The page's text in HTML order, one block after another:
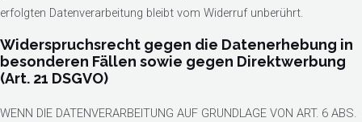
erfolgten Datenverarbeitung bleibt vom Widerruf unberührt.
Widerspruchsrecht gegen die Datenerhebung in
besonderen Fällen sowie gegen Direktwerbung
(Art. 21 DSGVO)
WENN DIE DATENVERARBEITUNG AUF GRUNDLAGE VON ART. 6 ABS.